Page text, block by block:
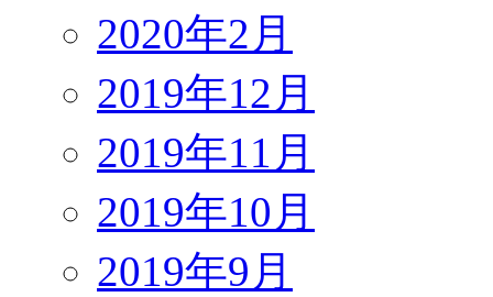
2020年2月
2019年12月
2019年11月
2019年10月
2019年9月